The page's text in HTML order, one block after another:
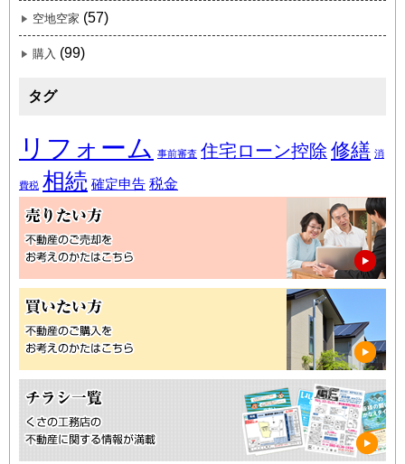
空地空家 (57)
購入 (99)
タグ
リフォーム 事前審査 住宅ローン控除 修繕 消
費税 相続 確定申告 税金